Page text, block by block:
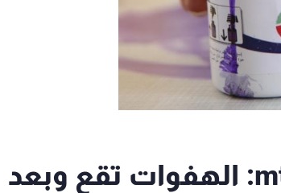
القنصل العام في دبي للـmtv: الهفوات تقع وبعد